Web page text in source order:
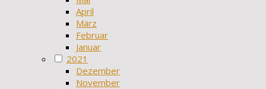
April
März
Februar
Januar
2021
Dezember
November